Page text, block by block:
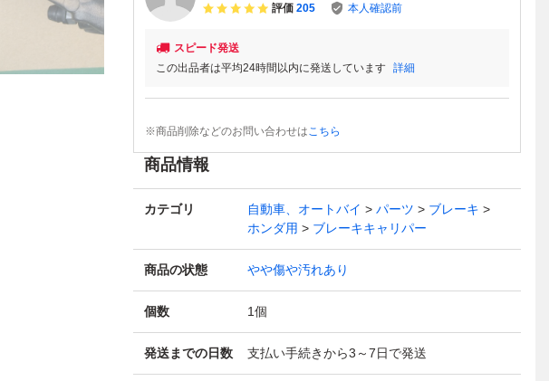
評価 205 本人確認前
スピード発送
この出品者は平均24時間以内に発送しています 詳細
※商品削除などのお問い合わせはこちら
商品情報
カテゴリ 自動車、オートバイ パーツ
ブレーキ
ホンダ用
ブレーキキャリパー
商品の状態 やや傷や汚れあり
個数 1個
発送までの日数 支払い手続きから3～7日で発送